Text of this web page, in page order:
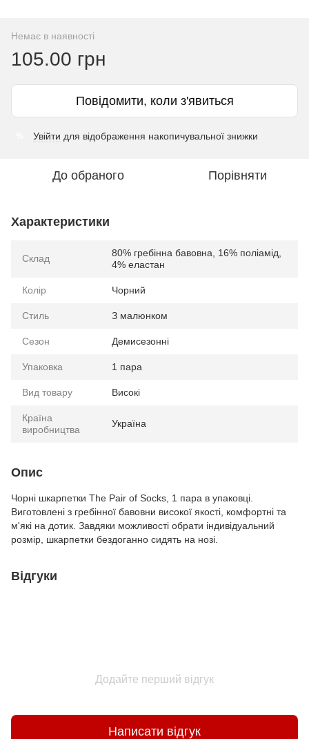
Немає в наявності
105.00 грн
Повідомити, коли з'явиться
Увійти для відображення накопичувальної знижки
До обраного Порівняти
Характеристики
Склад
80% гребінна бавовна, 16% поліамід,
4% еластан
Колір Чорний
Стиль З малюнком
Сезон Демисезонні
Упаковка 1 пара
Вид товару Високі
Країна
виробництва
Україна
Опис
Чорні шкарпетки The Pair of Socks, 1 пара в упаковці.
Виготовлені з гребінної бавовни високої якості, комфортні та
м'які на дотик. Завдяки можливості обрати індивідуальний
розмір, шкарпетки бездоганно сидять на нозі.
Відгуки
Додайте перший відгук
Написати відгук